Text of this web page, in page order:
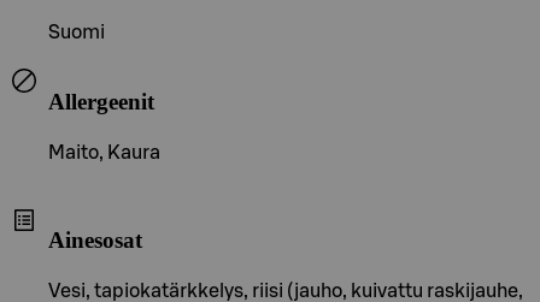
Suomi
Allergeenit
Maito, Kaura
Ainesosat
Vesi, tapiokatärkkelys, riisi (jauho, kuivattu raskijauhe,